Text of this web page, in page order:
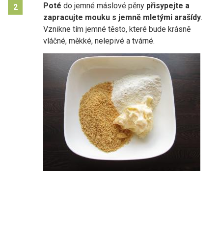
2 Poté do jemné máslové pěny přisypejte a
zapracujte mouku s jemně mletými arašídy.
Vznikne tím jemné těsto, které bude krásně
vláčné, měkké, nelepivé a tvárné.